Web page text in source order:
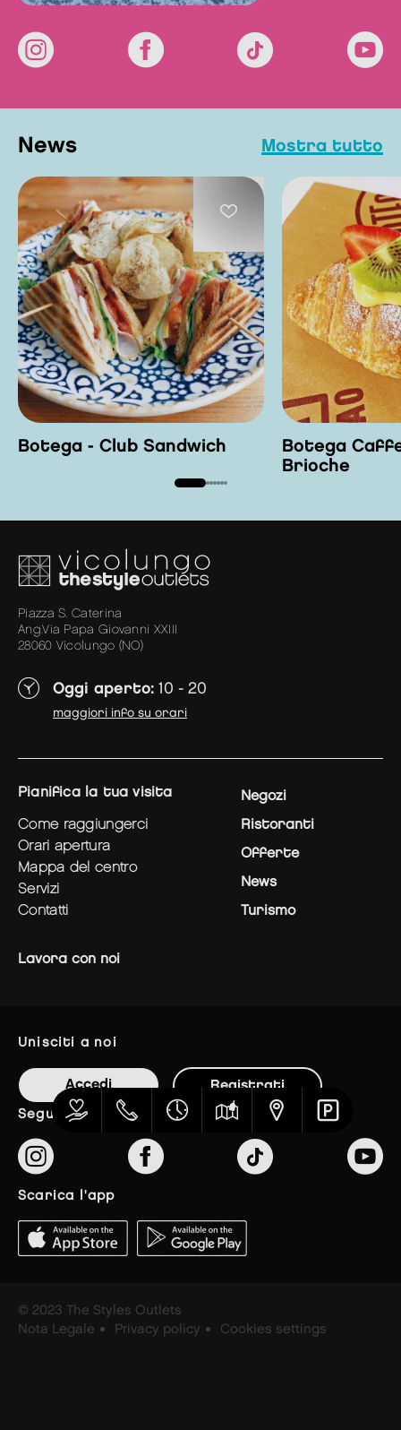
news mostra tutto
Botega - Club Sandwich
Botega
Brioche
Piazza S. Caterina
Ang.Via Papa Giovanni XXIII
28060 Vicolungo (NO)
Oggi aperto: 10 - 20
maggiori info su orari
pianifica la tua visita
come raggiungerci
orari apertura
mappa del centro
servizi
contatti
Negozi
Ristoranti
Offerte
News
Turismo
Lavora con noi
unisciti a noi
Accedi Registrati
seguici
scarica l'app
© 2023 The Styles Outlets
Nota Legale
Privacy policy Cookies settings